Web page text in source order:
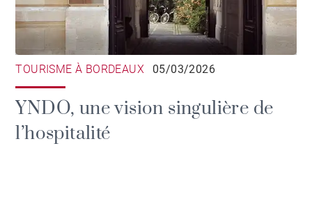
TOURISME À BORDEAUX 05/03/2026
YNDO, une vision singulière de
l’hospitalité